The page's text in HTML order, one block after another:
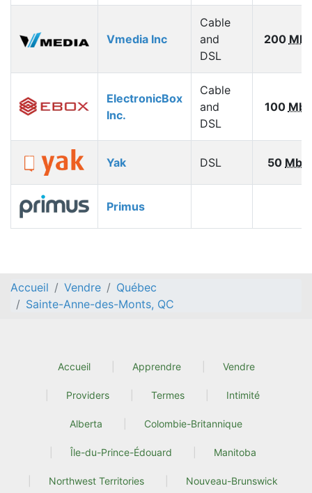
Vmedia Inc
Cable
and
DSL
200
ElectronicBox
Inc.
Cable
and
DSL
100
Yak DSL 50
Primus
Accueil Vendre
Québec
Sainte-Anne-des-Monts, QC
Accueil Apprendre Vendre
Providers Termes Intimité
Alberta Colombie-Britannique
Île-du-Prince-Édouard Manitoba
Northwest Territories Nouveau-Brunswick